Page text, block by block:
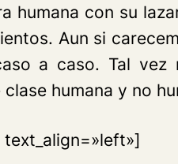
humana con su
Aun si
a caso. Tal
humana y no